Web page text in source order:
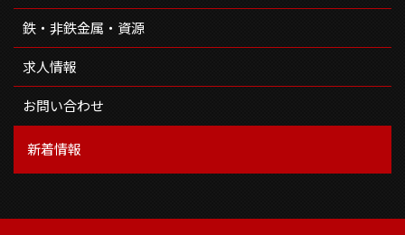
鉄・非鉄金属・資源
求人情報
お問い合わせ
新着情報